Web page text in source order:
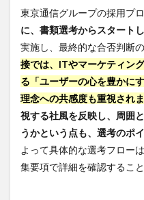
通信
グル
ープ
への
転職
はデ
ジレ
カが
おす
す
め！
8
まと
東京通信グループの採用プロ
に、書類選考からスタートし
実施し、最終的な合否判断
接では、ITやマーケティン
る「ユーザーの心を豊かに
理念への共感度も重視されま
視する社風を反映し、周囲
うかという点も、選考のポ
よって具体的な選考フロー
集要項で詳細を確認するこ